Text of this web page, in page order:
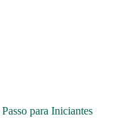
para Iniciantes